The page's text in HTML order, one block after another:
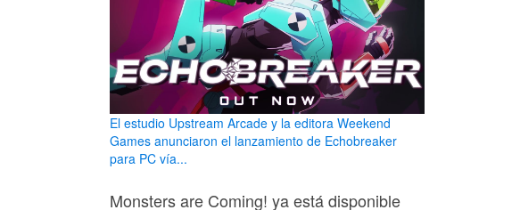
El estudio Upstream Arcade y la editora Weekend
Games anunciaron el lanzamiento de Echobreaker
para PC vía...
Monsters are Coming! ya está disponible